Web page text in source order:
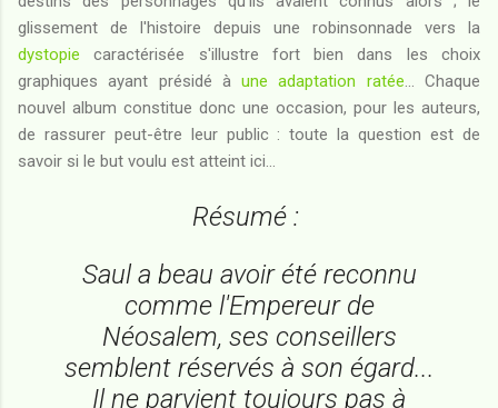
glissement de l'histoire depuis une robinsonnade vers la
dystopie caractérisée s'illustre fort bien dans les choix
graphiques ayant présidé àune adaptation ratée ... Chaque
nouvel album constitue donc une occasion, pour les auteurs,
de rassurer peut-être leur public : toute la question est de
savoir si le but voulu est atteint ici...
Résumé :
Saul a beau avoir été reconnu
comme l'Empereur de
Néosalem, ses conseillers
semblent réservés à son égard...
Il ne parvient toujours pas à